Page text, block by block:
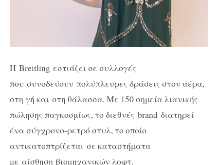
Η Breitling εστιάζει σε συλλογές
που συνοδεύουν πολύπλευρες δράσεις στον αέρα,
στη γή και στη θάλασσα. Με 150 σημεία λιανικής
πώλησης παγκοσμίως, το διεθνές brand διατηρεί
ένα σύγχρονο-ρετρό στυλ, το οποίο
αντικατοπτρίζεται σε καταστήματα
με αίσθηση βιομηχανικών λοφτ.